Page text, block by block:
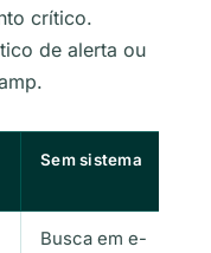
crítico.
de alerta ou
Sem sistema
Busca em e-